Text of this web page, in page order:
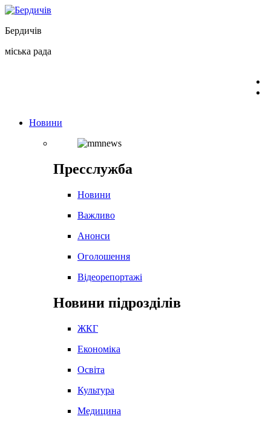
Перейти
вмісту
Бердичів
міська рада
Новини
Пресслужба
Новини
Важливо
Анонси
Оголошення
Відеорепортажі
Новини підрозділів
ЖКГ
Економіка
Освіта
Культура
Медицина